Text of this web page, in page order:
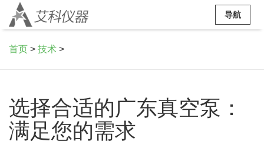
导航
首页 > 技术 >
选择合适的广东真空泵：
满足您的需求